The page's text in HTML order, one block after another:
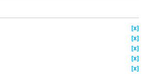
[x]
[x]
[x]
[x]
[x]